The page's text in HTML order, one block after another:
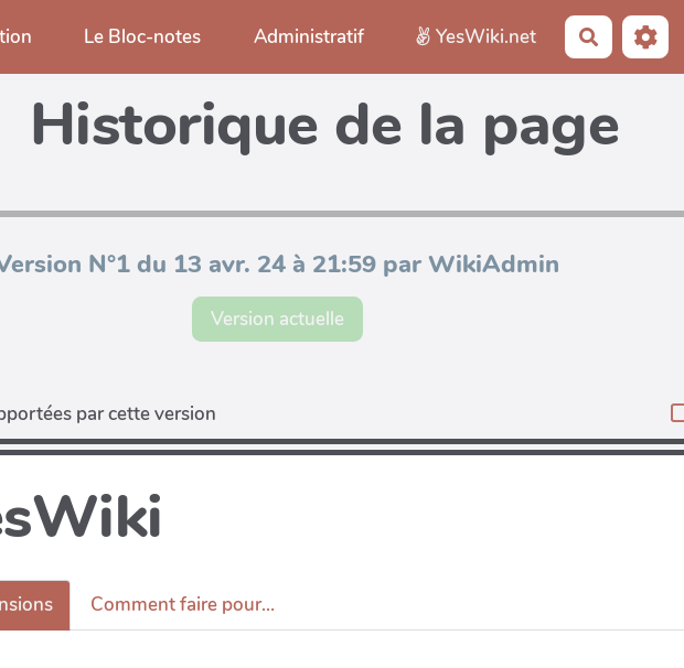
Le Bloc-notes Administratif YesWiki.net Rechercher
Historique de la page
N°1 du 13 avr. 24 à 21:59 par WikiAdmin
Version actuelle
par cette version